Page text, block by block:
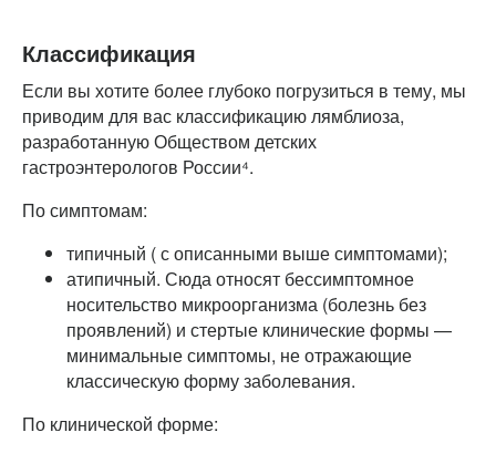
Классификация
Если вы хотите более глубоко погрузиться в тему, мы
приводим для вас классификацию лямблиоза,
разработанную Обществом детских
гастроэнтерологов России⁴.
По симптомам:
типичный ( с описанными выше симптомами);
атипичный. Сюда относят бессимптомное
носительство микроорганизма (болезнь без
проявлений) и стертые клинические формы —
минимальные симптомы, не отражающие
классическую форму заболевания.
По клинической форме: